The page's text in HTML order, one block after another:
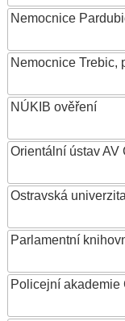
Nemocnice
Nemocnice Trebic,
NÚKIB ověření
Orientální ústav AV
Ostravská univerzita
Parlamentní
Policejní akademie